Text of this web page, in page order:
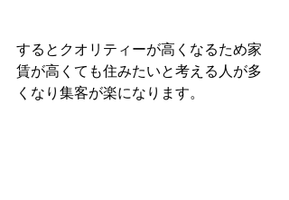
するとクオリティーが高くなるため家
賃が高くても住みたいと考える人が多
くなり集客が楽になります。